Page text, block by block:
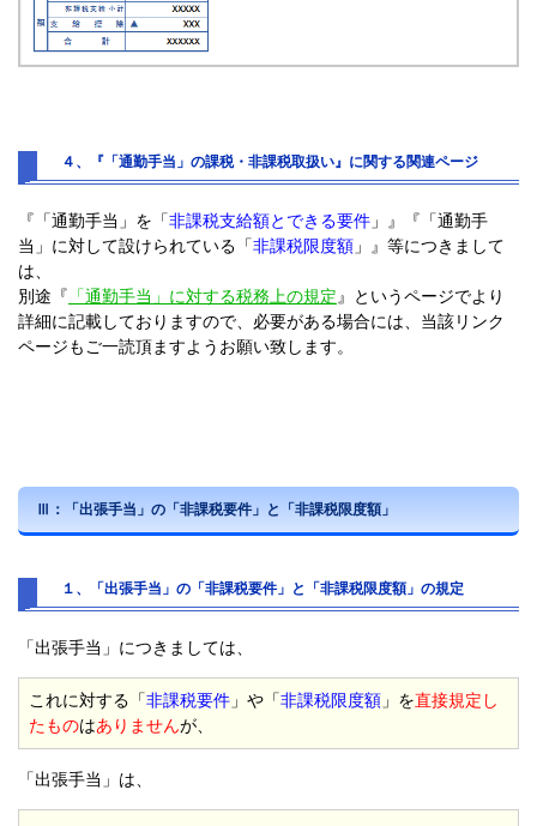
４、『「通勤手当」の課税・非課税取扱い』に関する関連ページ
『「通勤手当」を「非課税支給額とできる要件 」』『「通勤手
当」に対して設けられている「非課税限度額 」』等につきまして
は、
別途『 「通勤手当」に対する税務上の規定 』というページでより
詳細に記載しておりますので、必要がある場合には、当該リンク
ページもご一読頂ますようお願い致します。
Ⅲ：「出張手当」の「非課税要件」と「非課税限度額」
１、「出張手当」の「非課税要件」と「非課税限度額」の規定
「出張手当」につきましては、
これに対する「非課税要件 」や「非課税限度額 」を直接規定し
たものはありませんが、
「出張手当」は、